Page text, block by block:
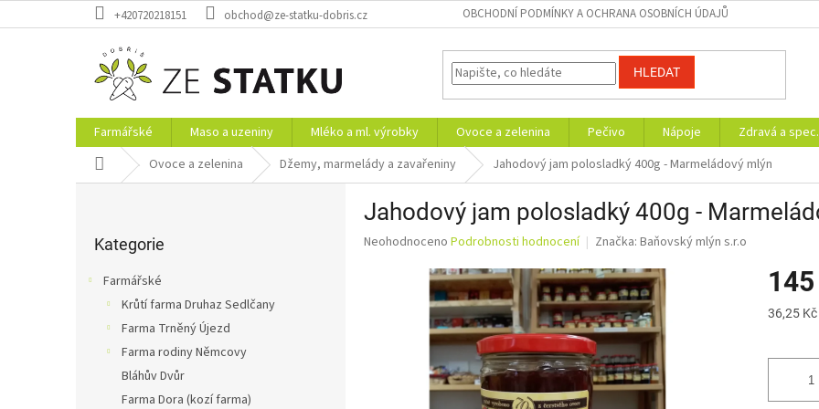
na
+420720218151 obchod@ze-statku-dobris.cz OBCHODNÍ PODMÍNKY A OCHRANA OSOBNÍCH ÚDAJŮ
HLEDAT
Farmářské Maso a uzeniny Mléko a ml. výrobky Ovoce a zelenina Pečivo Nápoje Zdravá a
Domů Ovoce a zelenina Džemy, marmelády a zavařeniny Jahodový jam polosladký 400g - Marmeládový mlýn
kategorie
Kategorie
Farmářské
Krůtí farma Druhaz Sedlčany
Farma Trněný Újezd
Farma rodiny Němcovy
Bláhův Dvůr
Farma Dora (kozí farma)
Jahodový jam polosladký 400g -
Průměrné
Neohodnoceno Podrobnosti hodnocení Značka: Baňovský mlýn s.r.o
Měrná
36,25